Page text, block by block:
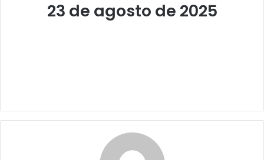
23 de agosto de 2025